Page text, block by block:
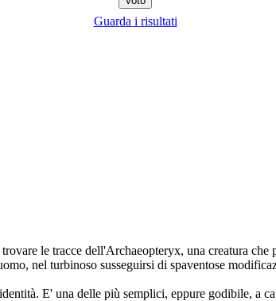
Guarda i risultati
le tracce dell'Archaeopteryx, una creatura
nel turbinoso susseguirsi di spaventose
E' una delle più semplici, eppure godibile, a